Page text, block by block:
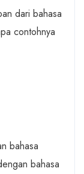
dari bahasa
contohnya
bahasa
bahasa